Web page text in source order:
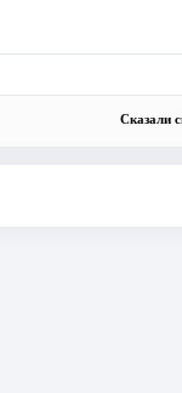
Сказали